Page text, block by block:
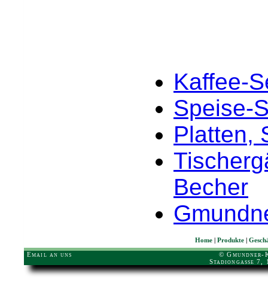
Kaffee-
Speise-
Platten,
Becher
Home | Produkte |
Email an uns
© Gmundner-
Stadiongasse 7,